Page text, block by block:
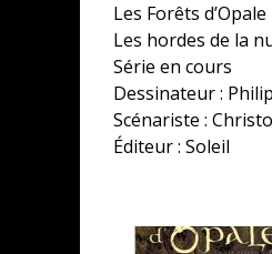
Les Forêts
Les hordes de la
Série en cours
Dessinateur :
Scénariste :
Éditeur : Soleil